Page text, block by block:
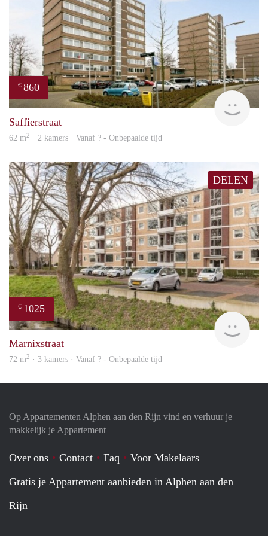
€ 860
Saffierstraat
62 m2 · 2 kamers · Vanaf ? - Onbepaalde tijd
DELEN
€ 1025
Marnixstraat
72 m2 · 3 kamers · Vanaf ? - Onbepaalde tijd
Op Appartementen Alphen aan den Rijn vind en verhuur je
makkelijk je Appartement
Over ons Contact Faq
Voor Makelaars
Gratis je Appartement aanbieden in Alphen aan den
Rijn